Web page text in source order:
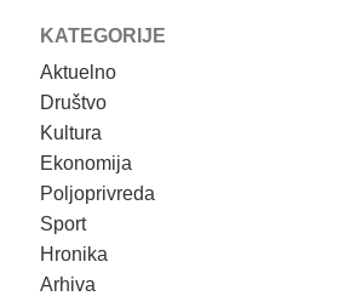
KATEGORIJE
Aktuelno
Društvo
Kultura
Ekonomija
Poljoprivreda
Sport
Hronika
Arhiva